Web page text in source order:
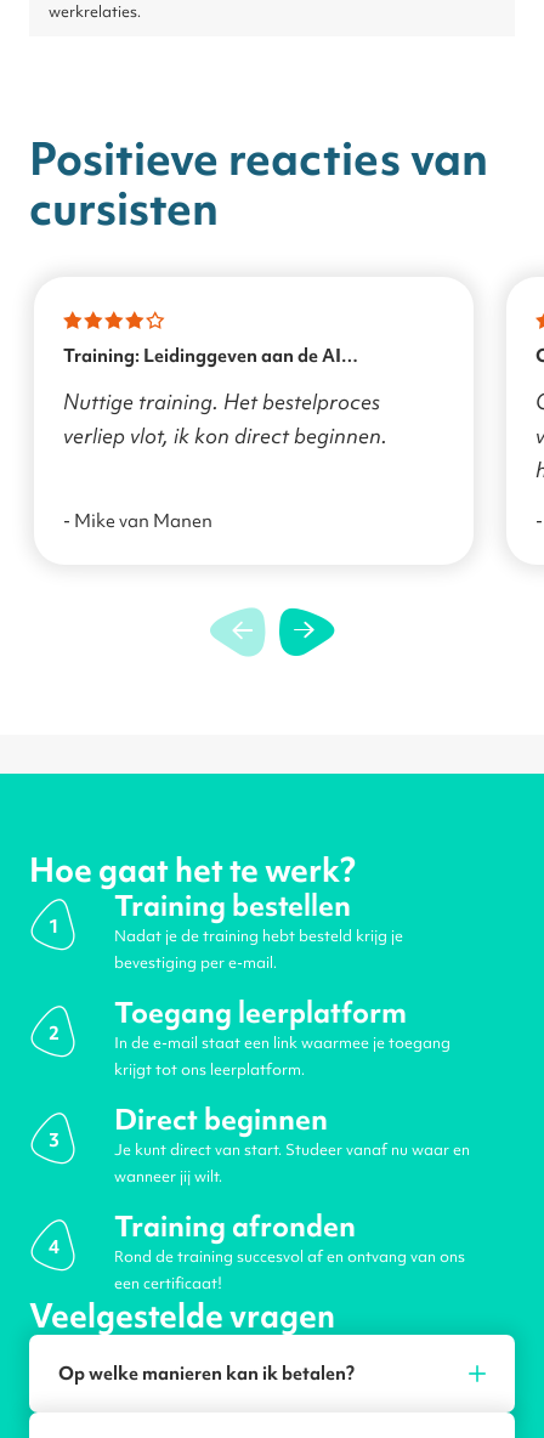
werkrelaties.
Positieve reacties van
cursisten
Training: Leidinggeven aan de AI
Nuttige training. Het bestelproces
verliep vlot, ik kon direct beginnen.
- Mike van Manen
Hoe gaat het te werk?
1
Training bestellen
Nadat je de training hebt besteld krijg je
bevestiging per e-mail.
2
Toegang leerplatform
In de e-mail staat een link waarmee je toegang
krijgt tot ons leerplatform.
3
Direct beginnen
Je kunt direct van start. Studeer vanaf nu waar en
wanneer jij wilt.
4
Training afronden
Rond de training succesvol af en ontvang van ons
een certificaat!
Veelgestelde vragen
Op welke manieren kan ik betalen?